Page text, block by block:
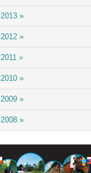
2013 »
2012 »
2011 »
2010 »
2009 »
2008 »